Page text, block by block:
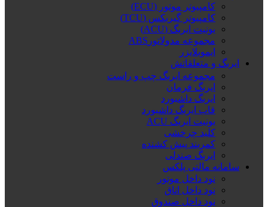
کامپیوتر موتور (ECU)
کامپیوتر گیربکس (TCU)
یونیت ایربگ (ACU)
مجموعه مدولاتورABS
ایموبلایزر
ایربگ و متعلقاتش
مجموعه ایربگ چپ و راست
ایربگ فرمان
ایربگ داشبورد
قاب ایربگ داشبورد
یونیت ایربگ ACU
کلید چرخشی
کمربند پیش کشنده
ایربگ صندلی
سامانه مالتی پلکس
نود داخل موتور
نود داخل اتاق
نود داخل صندوق